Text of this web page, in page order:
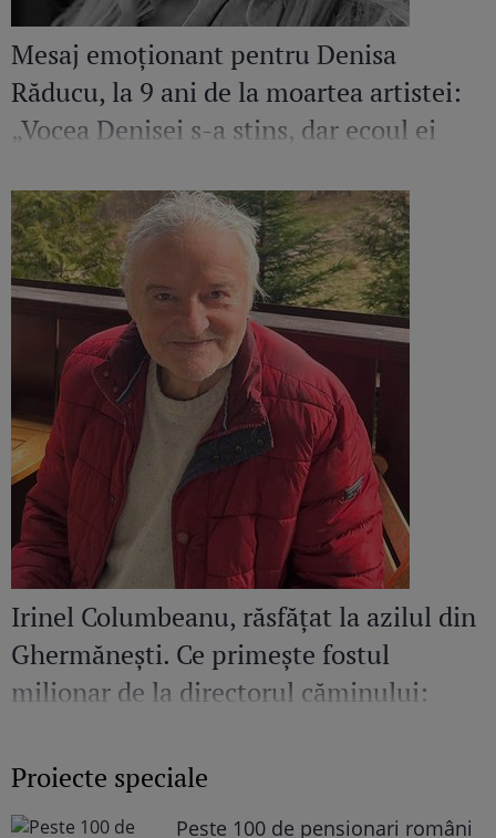
Mesaj emoționant pentru Denisa
Răducu, la 9 ani de la moartea artistei:
„Vocea Denisei s-a stins, dar ecoul ei
Irinel Columbeanu, răsfățat la azilul din
Ghermănești. Ce primește fostul
milionar de la directorul căminului:
Proiecte speciale
Peste 100 de pensionari români